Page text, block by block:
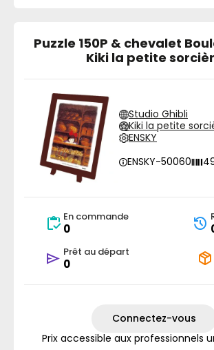
Puzzle 150P & chevalet
Kiki la petite
Studio Ghibli
Kiki la petite
ENSKY
ENSKY-50060
En commande
0
Prêt au départ
0
Connectez-vous
Prix accessible aux professionnels